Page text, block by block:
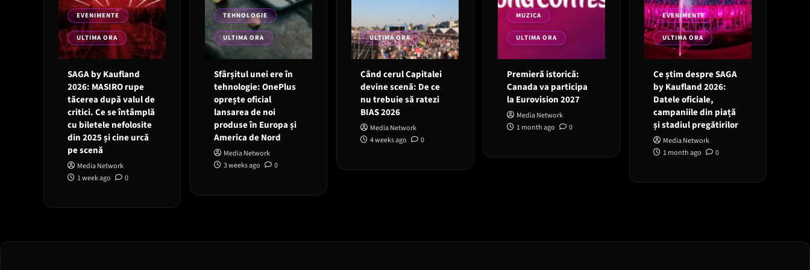
EVENIMENTE
ULTIMA ORA
SAGA by Kaufland
2026: MASIRO rupe
tăcerea după valul de
critici. Ce se întâmplă
cu biletele nefolosite
din 2025 și cine urcă
pe scenă
Media Network
1 week ago
0
TEHNOLOGIE
ULTIMA ORA
Sfârșitul unei ere în
tehnologie: OnePlus
oprește oficial
lansarea de noi
produse în Europa și
America de Nord
Media Network
3 weeks ago
0
ULTIMA ORA
Când cerul Capitalei
devine scenă: De ce
nu trebuie să ratezi
BIAS 2026
Media Network
4 weeks ago
0
MUZICA
ULTIMA ORA
Premieră istorică:
Canada va participa
la Eurovision 2027
Media Network
1 month ago
0
EVENIMENTE
ULTIMA ORA
Ce știm despre SAGA
by Kaufland 2026:
Datele oficiale,
campaniile din piață
și stadiul pregătirilor
Media Network
1 month ago
0